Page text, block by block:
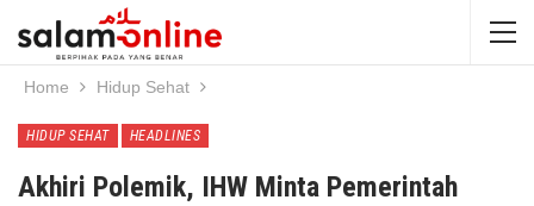
Home Hidup Sehat
HIDUP SEHAT HEADLINES
Akhiri Polemik, IHW Minta Pemerintah